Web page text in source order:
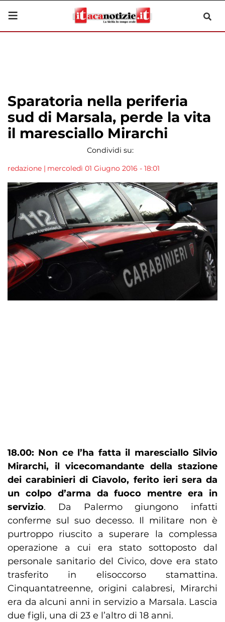
Sparatoria nella periferia
sud di Marsala, perde la vita
il maresciallo Mirarchi
Condividi su:
redazione | mercoledì 01 Giugno 2016 - 18:01
18.00: Non ce l’ha fatta il maresciallo Silvio
Mirarchi, il vicecomandante della stazione
dei carabinieri di Ciavolo, ferito ieri sera da
un colpo d’arma da fuoco mentre era in
servizio. Da Palermo giungono infatti
conferme sul suo decesso. Il militare non è
purtroppo riuscito a superare la complessa
operazione a cui era stato sottoposto dal
personale sanitario del Civico, dove era stato
trasferito in elisoccorso stamattina.
Cinquantatreenne, origini calabresi, Mirarchi
era da alcuni anni in servizio a Marsala. Lascia
due figli, una di 23 e l’altro di 18 anni.